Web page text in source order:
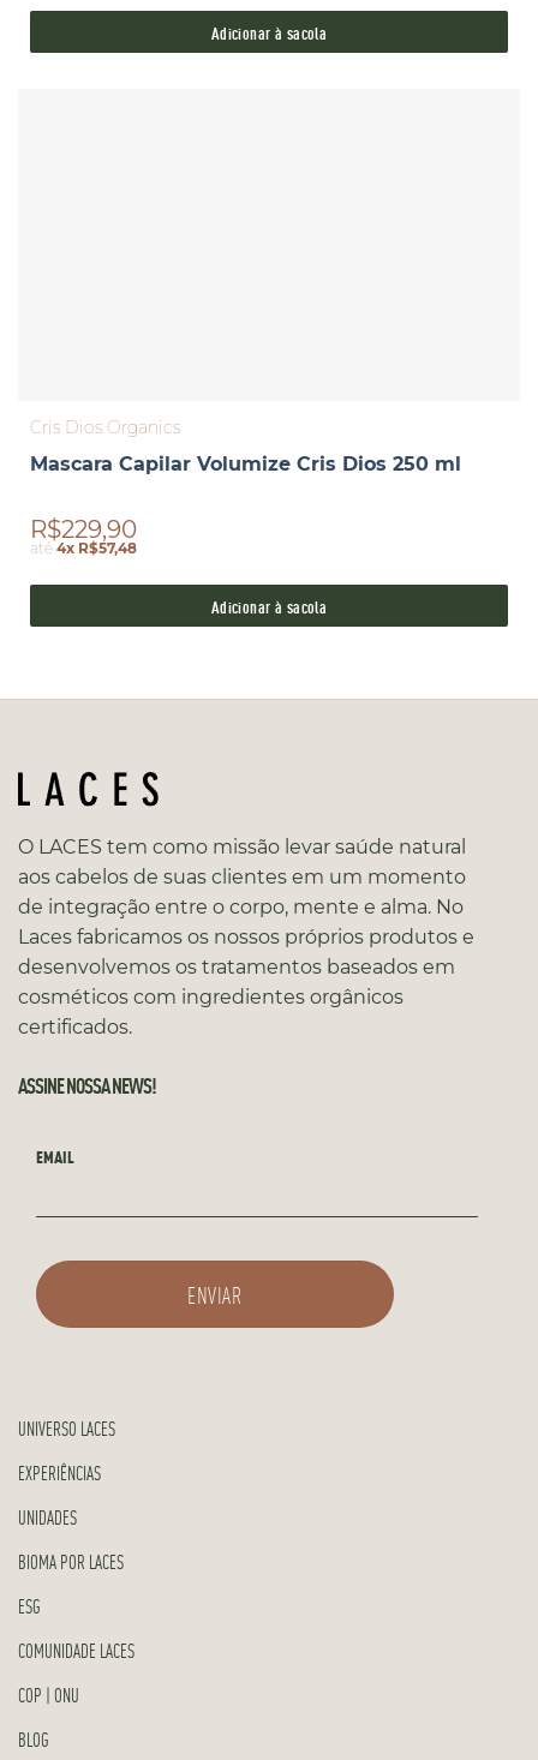
Adicionar à sacola
Cris Dios Organics
Mascara Capilar Volumize Cris Dios 250 ml
R$229,90
até4x R$57,48
Adicionar à sacola
O LACES tem como missão levar saúde natural
aos cabelos de suas clientes em um momento
de integração entre o corpo, mente e alma. No
Laces fabricamos os nossos próprios produtos e
desenvolvemos os tratamentos baseados em
cosméticos com ingredientes orgânicos
certificados.
ASSINE NOSSA NEWS!
EMAIL
UNIVERSO LACES
EXPERIÊNCIAS
UNIDADES
BIOMA POR LACES
ESG
COMUNIDADE LACES
COP | ONU
BLOG